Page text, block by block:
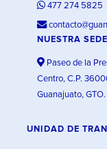
477 274 5825
NUESTRA SEDE
Paseo de la
Centro, C.P.
Guanajuato, GTO.
UNIDAD DE